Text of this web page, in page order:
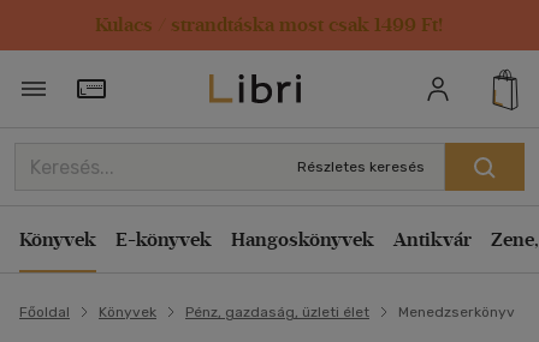
Kulacs / strandtáska most csak 1499 Ft!
Törzsvásárlói Kártya adatai
Részletes keresés
Könyvek E-könyvek Hangoskönyvek Antikvár
Főoldal Könyvek Pénz, gazdaság, üzleti élet Menedzserkönyv